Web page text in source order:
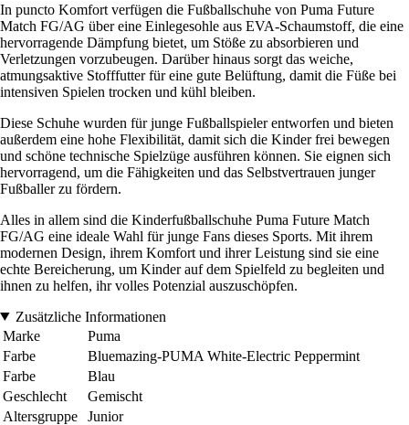
In puncto Komfort verfügen die Fußballschuhe von Puma Future
Match FG/AG über eine Einlegesohle aus EVA-Schaumstoff, die eine
hervorragende Dämpfung bietet, um Stöße zu absorbieren und
Verletzungen vorzubeugen. Darüber hinaus sorgt das weiche,
atmungsaktive Stofffutter für eine gute Belüftung, damit die Füße bei
intensiven Spielen trocken und kühl bleiben.
Diese Schuhe wurden für junge Fußballspieler entworfen und bieten
außerdem eine hohe Flexibilität, damit sich die Kinder frei bewegen
und schöne technische Spielzüge ausführen können. Sie eignen sich
hervorragend, um die Fähigkeiten und das Selbstvertrauen junger
Fußballer zu fördern.
Alles in allem sind die Kinderfußballschuhe Puma Future Match
FG/AG eine ideale Wahl für junge Fans dieses Sports. Mit ihrem
modernen Design, ihrem Komfort und ihrer Leistung sind sie eine
echte Bereicherung, um Kinder auf dem Spielfeld zu begleiten und
ihnen zu helfen, ihr volles Potenzial auszuschöpfen.
Zusätzliche Informationen
Marke
Puma
Farbe
Bluemazing-PUMA White-Electric Peppermint
Farbe
Blau
Geschlecht
Gemischt
Altersgruppe
Junior